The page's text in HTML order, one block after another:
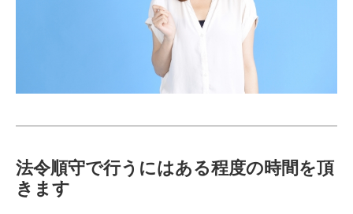
法令順守で行うにはある程度の時間を頂
きます